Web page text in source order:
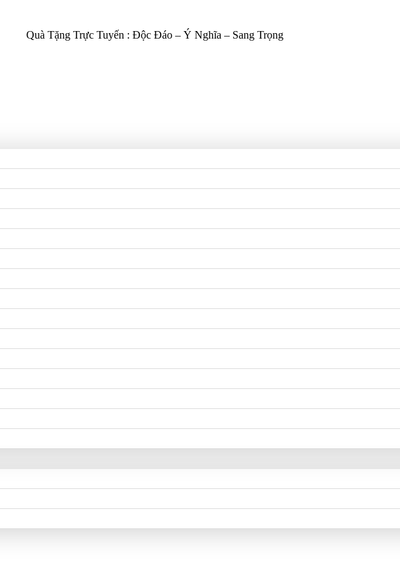
Quà Tặng Trực Tuyến : Độc Đáo – Ý Nghĩa – Sang Trọng